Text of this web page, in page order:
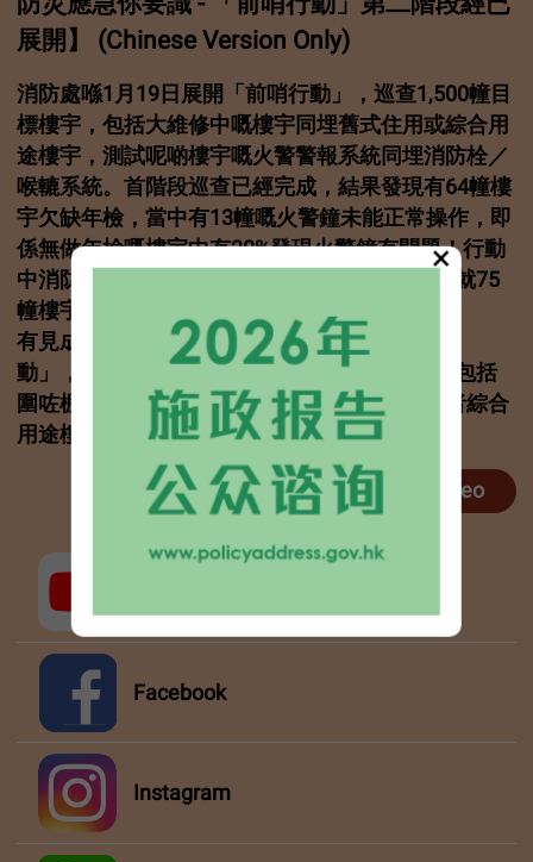
展開】 (Chinese Version Only)
消防處喺1月19日展開「前哨行動」，巡查1,500幢目
標樓宇，包括大維修中嘅樓宇同埋舊式住用或綜合用
途樓宇，測試呢啲樓宇嘅火警警報系統同埋消防栓／
喉轆系統。首階段巡查已經完成，結果發現有64幢樓
宇欠缺年檢，當中有13幢嘅火警鐘未能正常操作，即
係無做年檢嘅樓宇中有20%發現火警鐘有問題！行動
中消防處發出約2,500張消除火警危險通知書，就75
幢樓宇發出約1,200張傳票並提出檢控。
有見成果顯著，消防處喺4月決定延續「前哨行
動」，為期兩年，目標巡查5,000幢目標樓宇，包括
圍咗棚網進行緊大維修嘅樓宇同埋舊式住用或者綜合
用途樓宇。
More Video
Facebook
Instagram
×